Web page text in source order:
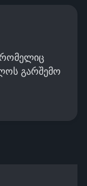
რომელიც
გარშემო